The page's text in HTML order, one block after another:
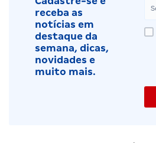
receba as
notícias em
destaque da
semana, dicas,
novidades e
muito mais.